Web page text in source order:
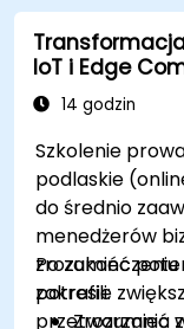
w
platformami
praktyki w
IoT i Edge
14 godzin
Szkolenie
podlaskie
do średnio
menedżerów
zrozumieć
zakresie
przetwarzania
Po
potrafili:
Zrozumieć